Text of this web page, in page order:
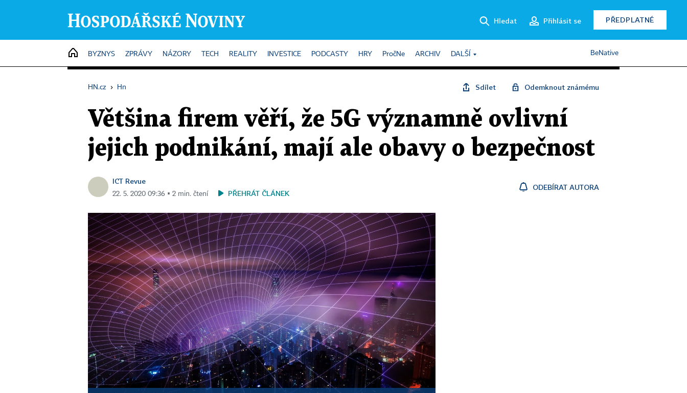
Hledat Přihlásit se PŘEDPLATNÉ
HOME
BYZNYS ZPRÁVY NÁZORY TECH REALITY INVESTICE PODCASTY HRY PročNe ARCHIV DALŠÍ BeNative
HN.cz › Hn Sdílet Odemknout známému
Většina firem věří, že 5G významně ovlivní
jejich podnikání, mají ale obavy o bezpečnost
ICT Revue
22. 5. 2020 09:36 ▪ 2 min. čtení PŘEHRÁT ČLÁNEK
ODEBÍRAT AUTORA